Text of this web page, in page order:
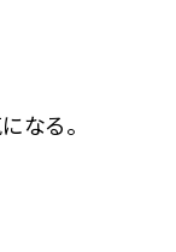
なる。